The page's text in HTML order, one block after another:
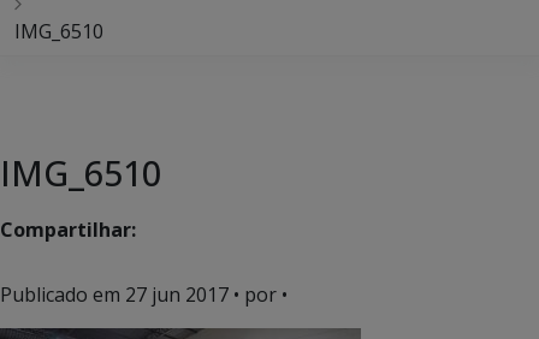
IMG_6510
IMG_6510
Compartilhar:
Publicado em 27 jun 2017 • por •